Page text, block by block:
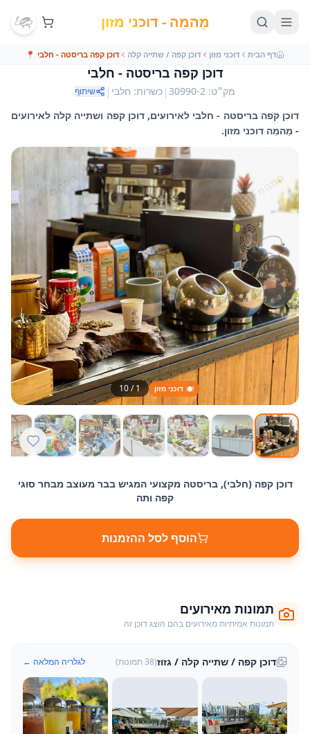
מֵהמֵה - דוכני מזון
דף הבית דוכני מזון דוכן קפה / שתייה קלה דוכן קפה בריסטה - חלבי 📍
דוכן קפה בריסטה - חלבי
מק״ט:
30990-2
| כשרות: חלבי | שיתוף
דוכן קפה בריסטה - חלבי לאירועים, דוכן קפה ושתייה קלה לאירועים
- מֵהמֵה דוכני מזון.
🍽️ דוכני מזון 1
/
10
דוכן קפה (חלבי), בריסטה מקצועי המגיש בבר מעוצב מבחר סוגי
קפה ותה
הוסף לסל ההזמנות
תמונות מאירועים
תמונות אמיתיות מאירועים בהם הוצג דוכן זה
דוכן קפה / שתייה קלה / גזוז(
38תמונות) לגלריה המלאה ←